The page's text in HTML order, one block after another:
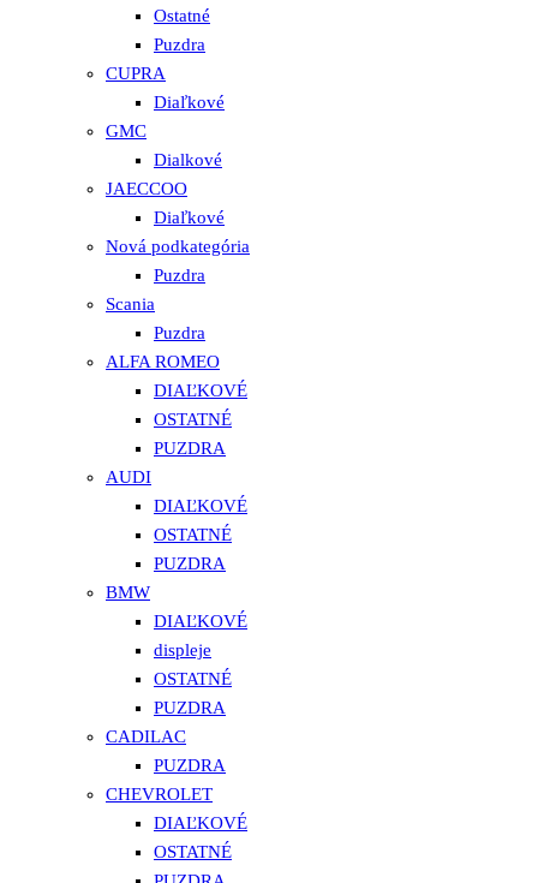
Ostatné
Puzdra
CUPRA
Diaľkové
GMC
Dialkové
JAECCOO
Diaľkové
Nová podkategória
Puzdra
Scania
Puzdra
ALFA ROMEO
DIAĽKOVÉ
OSTATNÉ
PUZDRA
AUDI
DIAĽKOVÉ
OSTATNÉ
PUZDRA
BMW
DIAĽKOVÉ
displeje
OSTATNÉ
PUZDRA
CADILAC
PUZDRA
CHEVROLET
DIAĽKOVÉ
OSTATNÉ